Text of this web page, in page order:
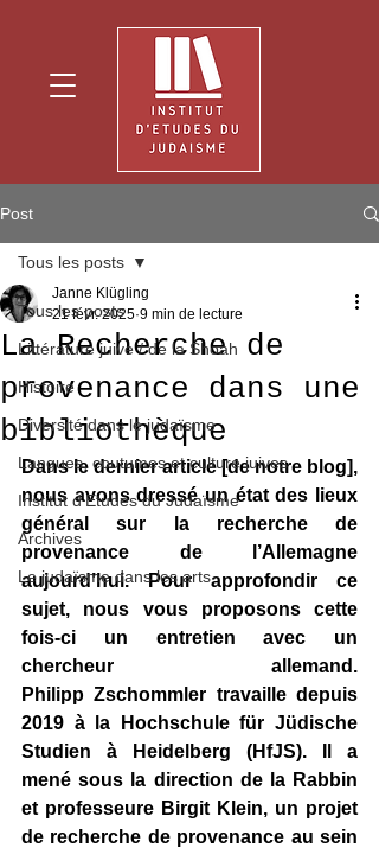
Post
Tous les posts
Littérature juive / de la Shoah
Histoire
Diversité dans le judaïsme
Langues, coutumes et culture juives
Institut d'Etudes du Judaïsme
Archives
Le judaïsme dans les arts
Tous les posts
La Recherche de
provenance dans une
bibliothèque
Janne Klügling
21 févr. 2025 9 min de lecture
Dans le dernier article [de notre blog],
nous avons dressé un état des lieux
général sur la recherche de
provenance de l’Allemagne
aujourd’hui. Pour approfondir ce
sujet, nous vous proposons cette
fois-ci un entretien avec un
chercheur allemand.
Philipp Zschommler travaille depuis
2019 à la Hochschule für Jüdische
Studien à Heidelberg (HfJS). Il a
mené sous la direction de la Rabbin
et professeure Birgit Klein, un projet
de recherche de provenance au sein